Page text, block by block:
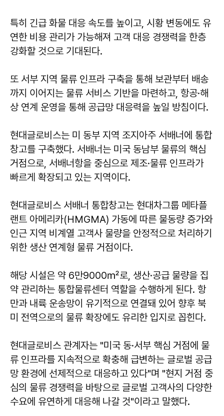
특히 긴급 화물 대응 속도를 높이고, 시황 변동에도 유
연한 비용 관리가 가능해져 고객 대응 경쟁력을 한층
강화할 것으로 기대된다.
또 서부 지역 물류 인프라 구축을 통해 보관부터 배송
까지 이어지는 물류 서비스 기반을 마련하고, 항공·해
상 연계 운영을 통해 공급망 대응력을 높일 방침이다.
현대글로비스는 미 동부 지역 조지아주 서배너에 통합
창고를 구축했다. 서배너는 미국 동남부 물류의 핵심
거점으로, 서배너항을 중심으로 제조·물류 인프라가
빠르게 확장되고 있는 지역이다.
현대글로비스 서배너 통합창고는 현대차그룹 메타플
랜트 아메리카(HMGMA) 가동에 따른 물동량 증가와
인근 지역 비계열 고객사 물량을 안정적으로 처리하기
위한 생산 연계형 물류 거점이다.
해당 시설은 약 6만9000㎡로, 생산·공급 물량을 집
약 관리하는 통합물류센터 역할을 수행하게 된다. 항
만과 내륙 운송망이 유기적으로 연결돼 있어 향후 북
미 전역으로의 물류 확장에도 유리한 입지로 꼽힌다.
현대글로비스 관계자는 "미국 동·서부 핵심 거점에 물
류 인프라를 지속적으로 확충해 급변하는 글로벌 공급
망 환경에 선제적으로 대응하고 있다"며 "현지 거점 중
심의 물류 경쟁력을 바탕으로 글로벌 고객사의 다양한
수요에 유연하게 대응해 나갈 것"이라고 말했다.